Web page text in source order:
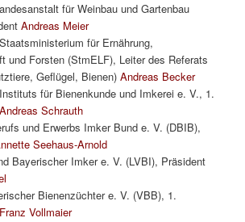
für Weinbau und Gartenbau
Andreas Meier
für Ernährung,
und Forsten (StmELF), Leiter des Referats
Geflügel, Bienen) Andreas Becker
für Bienenkunde und Imkerei e. V., 1.
Andreas Schrauth
und Erwerbs Imker Bund e. V. (DBIB),
Seehaus-Arnold
Bayerischer Imker e. V. (LVBI), Präsident
Bienenzüchter e. V. (VBB), 1.
Franz Vollmaier